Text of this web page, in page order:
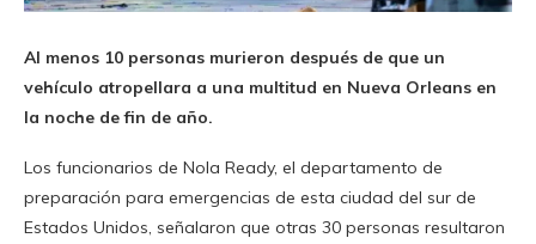
Al menos 10 personas murieron después de que un
vehículo atropellara a una multitud en Nueva Orleans en
la noche de fin de año.
Los funcionarios de Nola Ready, el departamento de
preparación para emergencias de esta ciudad del sur de
Estados Unidos, señalaron que otras 30 personas resultaron